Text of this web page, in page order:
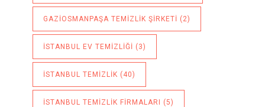
GAZIOSMANPAŞA TEMIZLIK ŞIRKETI (2)
ISTANBUL EV TEMIZLIĞI (3)
ISTANBUL TEMIZLIK (40)
ISTANBUL TEMIZLIK FIRMALARI (5)